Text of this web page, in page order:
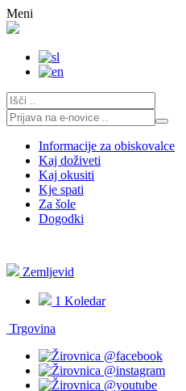
Skoči
na
Meni
Informacije za obiskovalce
Kaj doživeti
Kaj okusiti
Kje spati
Za šole
Dogodki
Zemljevid
1 Koledar
Trgovina